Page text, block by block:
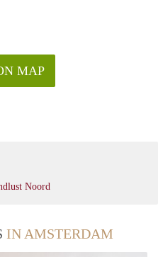
MAP
Noord
IN AMSTERDAM